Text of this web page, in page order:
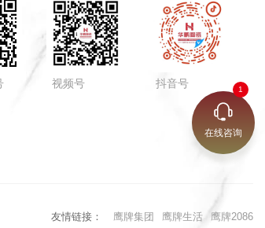
视频号 抖音号
友情链接： 鹰牌集团 鹰牌生活 鹰牌2086
在线咨询